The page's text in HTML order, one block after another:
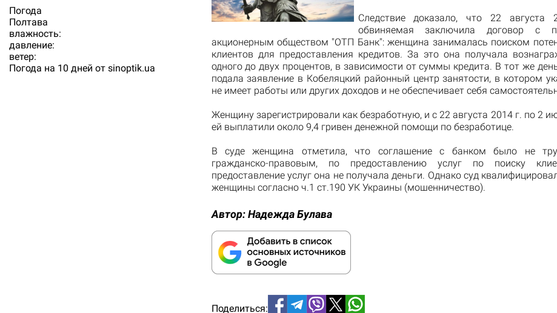
Погода
Полтава
влажность:
давление:
ветер:
Погода на 10 дней от sinoptik.ua
Следствие доказало, что 22 августа
обвиняемая заключила договор с
акционерным обществом "ОТП Банк": женщина занималась поиском
клиентов для предоставления кредитов. За это она получала
одного до двух процентов, в зависимости от суммы кредита. В тот же
подала заявление в Кобеляцкий районный центр занятости, в котором
не имеет работы или других доходов и не обеспечивает себя
Женщину зарегистрировали как безработную, и с 22 августа 2014 г. по 2
ей выплатили около 9,4 гривен денежной помощи по безработице.
В суде женщина отметила, что соглашение с банком было не
гражданско-правовым, по предоставлению услуг по поиску
предоставление услуг она не получала деньги. Однако суд
женщины согласно ч.1 ст.190 УК Украины (мошенничество).
Автор:Надежда Булава
Поделиться: